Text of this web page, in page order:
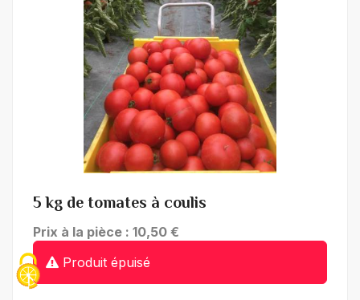
5 kg de tomates à coulis
Prix à la pièce : 10,50 €
Produit épuisé
+ de détails